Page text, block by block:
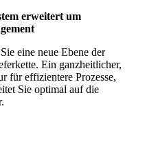
erweitert um
eine neue Ebene der
Ein ganzheitlicher,
für effizientere Prozesse,
Sie optimal auf die